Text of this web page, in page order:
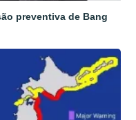
preventiva de Bang